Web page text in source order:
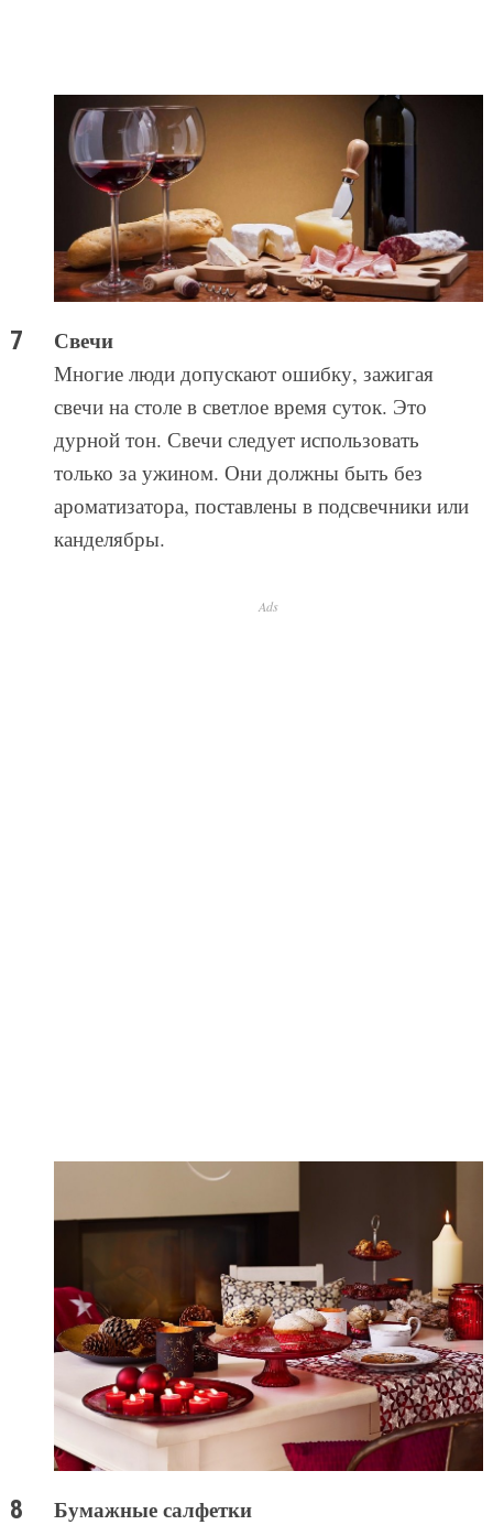
Свечи
Многие люди допускают ошибку, зажигая
свечи на столе в светлое время суток. Это
дурной тон. Свечи следует использовать
только за ужином. Они должны быть без
ароматизатора, поставлены в подсвечники или
канделябры.
Ads
Бумажные салфетки